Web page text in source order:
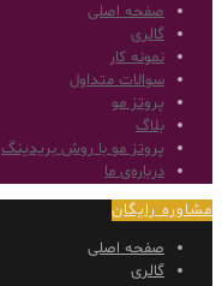
صفحه اصلی
گالری
نمونه کار
سوالات متداول
پروتز مو
بلاگ
پروتز مو با روش بریدینگ
درباره‌ی ما
مشاوره رایگان
صفحه اصلی
گالری